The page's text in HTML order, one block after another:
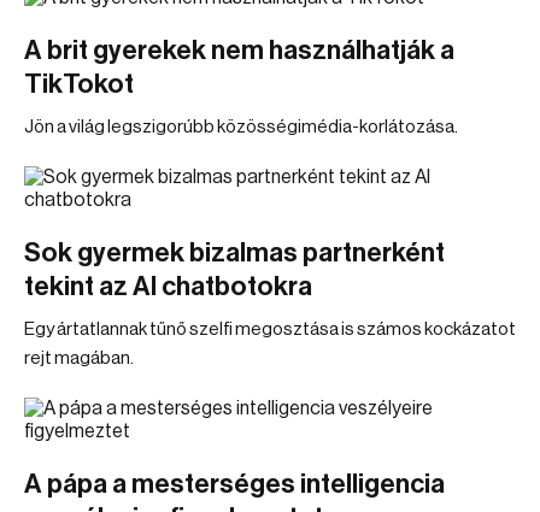
A brit gyerekek nem használhatják a
TikTokot
Jön a világ legszigorúbb közösségimédia-korlátozása.
Sok gyermek bizalmas partnerként
tekint az AI chatbotokra
Egy ártatlannak tűnő szelfi megosztása is számos kockázatot
rejt magában.
A pápa a mesterséges intelligencia